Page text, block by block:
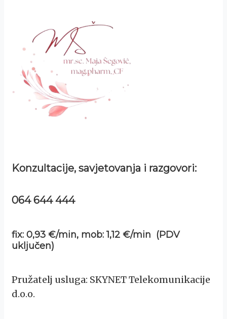
Konzultacije, savjetovanja i razgovori:
064 644 444
fix: 0,93 €/min, mob: 1,12 €/min (PDV
uključen)
Pružatelj usluga: SKYNET Telekomunikacije
d.o.o.